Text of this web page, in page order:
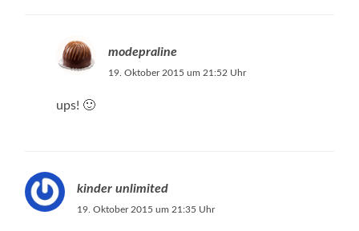
modepraline
19. Oktober 2015 um 21:52 Uhr
ups! 🙂
kinder unlimited
19. Oktober 2015 um 21:35 Uhr